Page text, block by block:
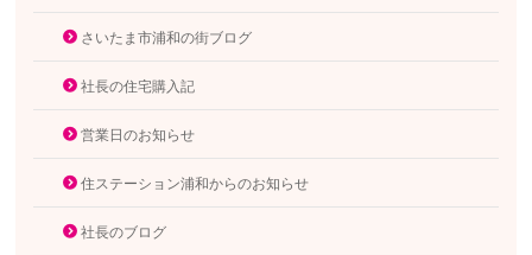
さいたま市浦和の街ブログ
社長の住宅購入記
営業日のお知らせ
住ステーション浦和からのお知らせ
社長のブログ